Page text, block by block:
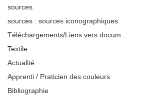
sources
sources : sources iconographiques
Téléchargements/Liens vers docum...
Textile
Actualité
Apprenti / Praticien des couleurs
Bibliographie